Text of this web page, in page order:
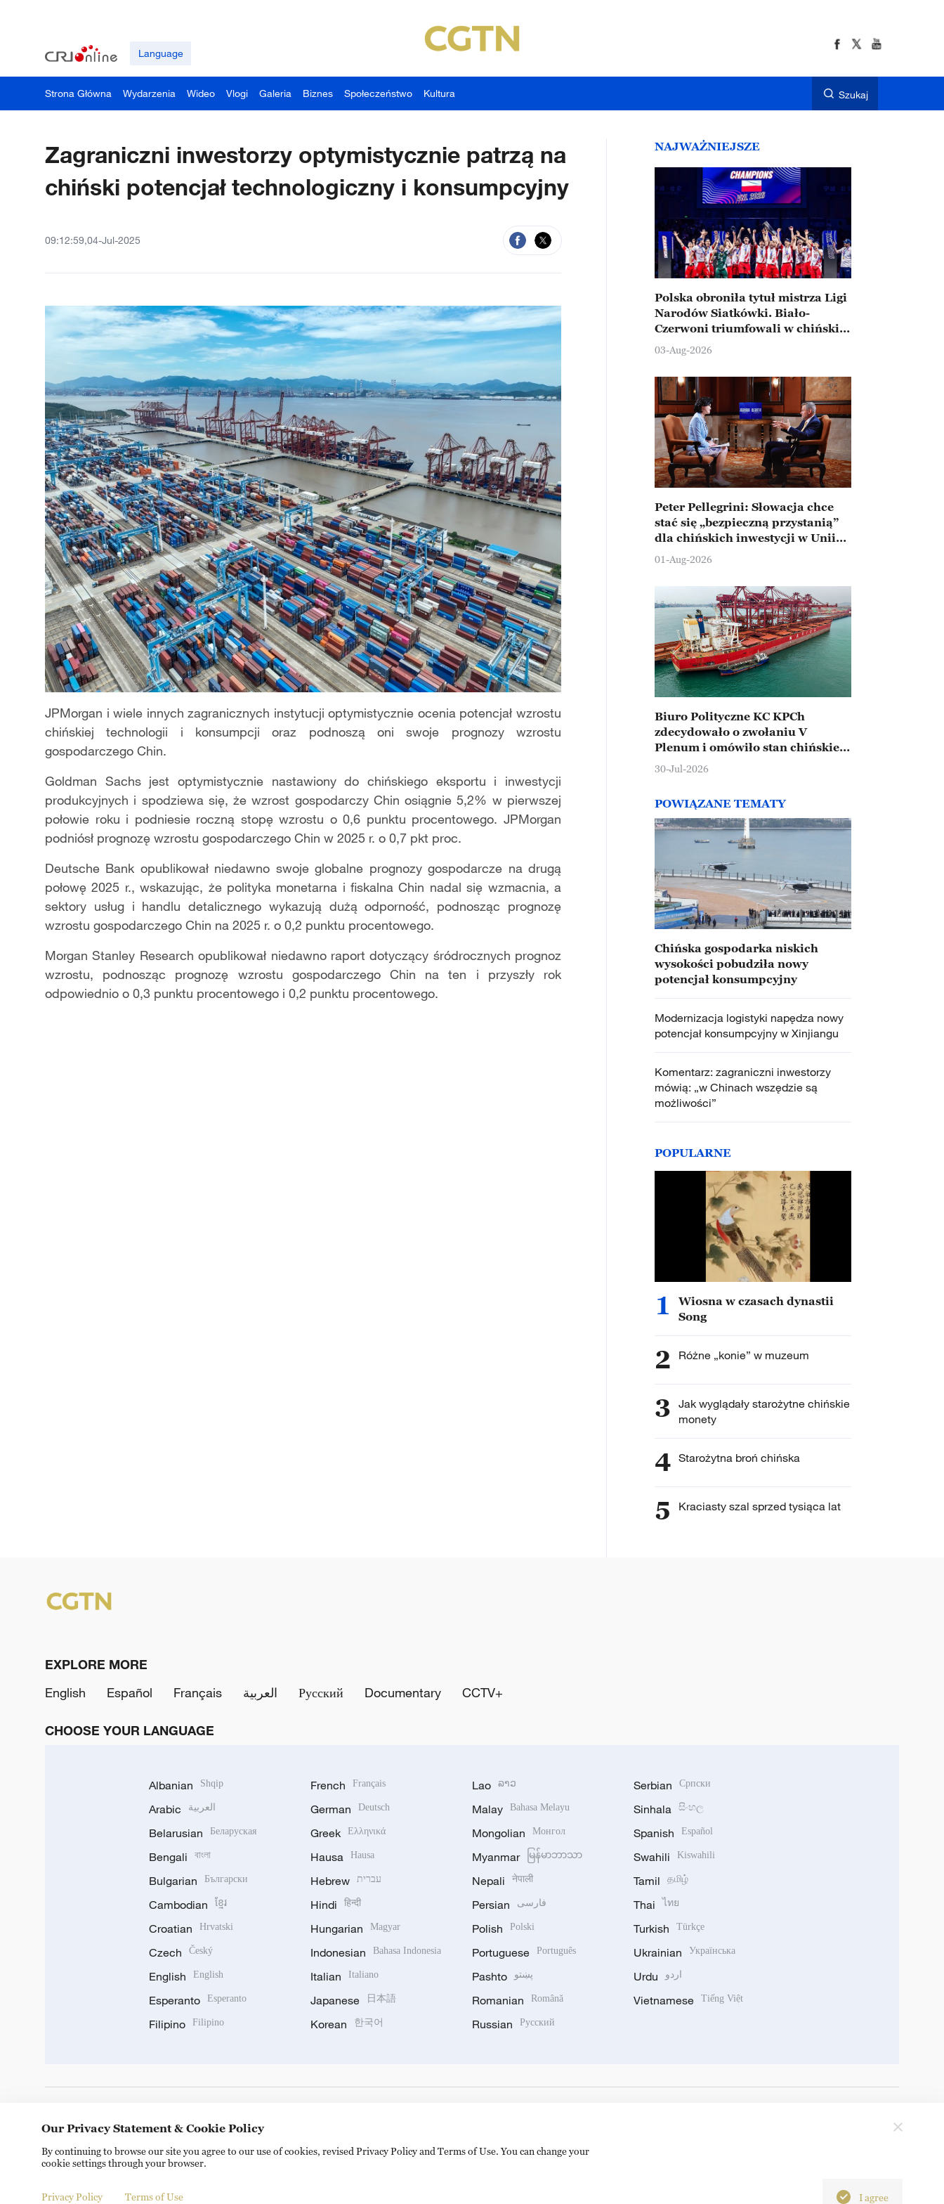
Language
Strona Główna Wydarzenia Wideo Vlogi Galeria Biznes Społeczeństwo Kultura Szukaj
Zagraniczni inwestorzy optymistycznie patrzą na
chiński potencjał technologiczny i konsumpcyjny
09:12:59,04-Jul-2025
JPMorgan i wiele innych zagranicznych instytucji optymistycznie ocenia potencjał wzrostu
chińskiej technologii i konsumpcji oraz podnoszą oni swoje prognozy wzrostu
gospodarczego Chin.
Goldman Sachs jest optymistycznie nastawiony do chińskiego eksportu i inwestycji
produkcyjnych i spodziewa się, że wzrost gospodarczy Chin osiągnie 5,2% w pierwszej
połowie roku i podniesie roczną stopę wzrostu o 0,6 punktu procentowego. JPMorgan
podniósł prognozę wzrostu gospodarczego Chin w 2025 r. o 0,7 pkt proc.
Deutsche Bank opublikował niedawno swoje globalne prognozy gospodarcze na drugą
połowę 2025 r., wskazując, że polityka monetarna i fiskalna Chin nadal się wzmacnia, a
sektory usług i handlu detalicznego wykazują dużą odporność, podnosząc prognozę
wzrostu gospodarczego Chin na 2025 r. o 0,2 punktu procentowego.
Morgan Stanley Research opublikował niedawno raport dotyczący śródrocznych prognoz
wzrostu, podnosząc prognozę wzrostu gospodarczego Chin na ten i przyszły rok
odpowiednio o 0,3 punktu procentowego i 0,2 punktu procentowego.
NAJWAŻNIEJSZE
Polska obroniła tytuł mistrza Ligi
Narodów Siatkówki. Biało-
Czerwoni triumfowali w chińskim
Ningbo
03-Aug-2026
Peter Pellegrini: Słowacja chce
stać się „bezpieczną przystanią”
dla chińskich inwestycji w Unii
Europejskiej
01-Aug-2026
Biuro Polityczne KC KPCh
zdecydowało o zwołaniu V
Plenum i omówiło stan chińskiej
gospodarki
30-Jul-2026
POWIĄZANE TEMATY
Chińska gospodarka niskich
wysokości pobudziła nowy
potencjał konsumpcyjny
Modernizacja logistyki napędza nowy
potencjał konsumpcyjny w Xinjiangu
Komentarz: zagraniczni inwestorzy
mówią: „w Chinach wszędzie są
możliwości”
POPULARNE
1
Wiosna w czasach dynastii
Song
2 Różne „konie” w muzeum
3 Jak wyglądały starożytne chińskie
monety
4 Starożytna broń chińska
5 Kraciasty szal sprzed tysiąca lat
EXPLORE MORE
English
Español Français العربية Русский Documentary CCTV+
CHOOSE YOUR LANGUAGE
Albanian Shqip
Arabic العربية
Belarusian Беларуская
Bengali বাংলা
Bulgarian Български
Cambodian ខ្មែរ
Croatian Hrvatski
Czech Český
English English
Esperanto Esperanto
Filipino Filipino
French Français
German Deutsch
Greek Ελληνικά
Hausa Hausa
Hebrew עברית
Hindi हिन्दी
Hungarian Magyar
Indonesian Bahasa Indonesia
Italian Italiano
Japanese 日本語
Korean 한국어
Lao ລາວ
Malay Bahasa Melayu
Mongolian Монгол
Myanmar မြန်မာဘာသာ
Nepali नेपाली
Persian فارسی
Polish Polski
Portuguese Português
Pashto پښتو
Romanian Română
Russian Русский
Serbian Српски
Sinhala සිංහල
Spanish Español
Swahili Kiswahili
Tamil தமிழ்
Thai ไทย
Turkish Türkçe
Ukrainian Українська
Urdu اردو
Vietnamese Tiếng Việt
© China Radio International.CRI. All Rights Reserved. 16A Shijingshan Road, Beijing, China. 100040
Our Privacy Statement & Cookie Policy
By continuing to browse our site you agree to our use of cookies, revised Privacy Policy and Terms of Use. You can change your
cookie settings through your browser.
Privacy Policy Terms of Use I agree